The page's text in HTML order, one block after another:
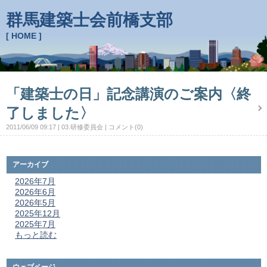
群馬建築士会前橋支部
[ HOME ]
「建築士の日」記念講演のご案内〈終
了しました〉
2011/06/09 09:17 03.研修委員会 コメント(0)
アーカイブ
2026年7月
2026年6月
2026年5月
2025年12月
2025年7月
もっと読む